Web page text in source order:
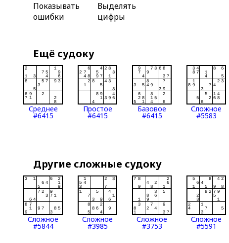
Показывать
ошибки
Выделять
цифры
Ещё судоку
Среднее
#6415
Простое
#6415
Базовое
#6415
Сложное
#5583
Другие сложные судоку
Сложное
#5844
Сложное
#3985
Сложное
#3753
Сложное
#5591